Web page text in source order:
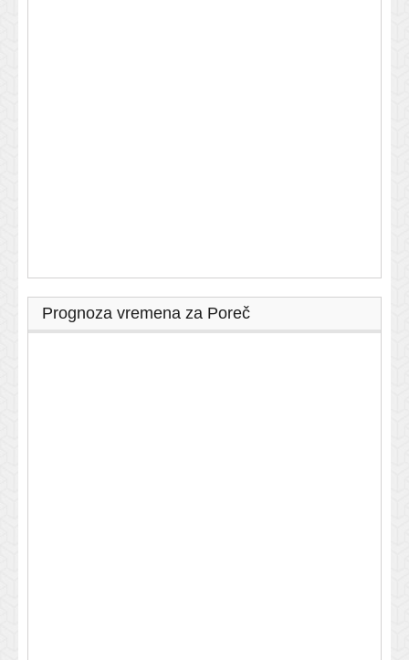
Prognoza vremena za Poreč